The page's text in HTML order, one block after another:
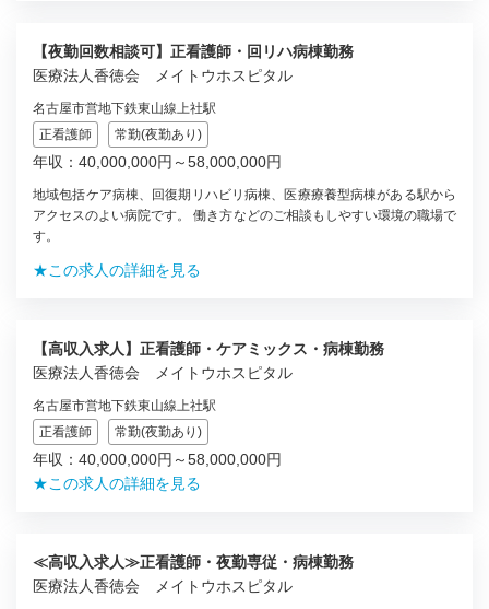
【夜勤回数相談可】正看護師・回リハ病棟勤務
医療法人香徳会 メイトウホスピタル
名古屋市営地下鉄東山線上社駅
正看護師
常勤(夜勤あり)
年収：40,000,000円～58,000,000円
地域包括ケア病棟、回復期リハビリ病棟、医療療養型病棟がある駅から
アクセスのよい病院です。 働き方などのご相談もしやすい環境の職場で
す。
★この求人の詳細を見る
【高収入求人】正看護師・ケアミックス・病棟勤務
医療法人香徳会 メイトウホスピタル
名古屋市営地下鉄東山線上社駅
正看護師
常勤(夜勤あり)
年収：40,000,000円～58,000,000円
★この求人の詳細を見る
≪高収入求人≫正看護師・夜勤専従・病棟勤務
医療法人香徳会 メイトウホスピタル